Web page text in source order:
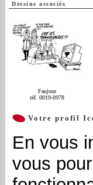
Dessins associés
Faujour
réf. 0019-0978
Votre profil
En vous
vous